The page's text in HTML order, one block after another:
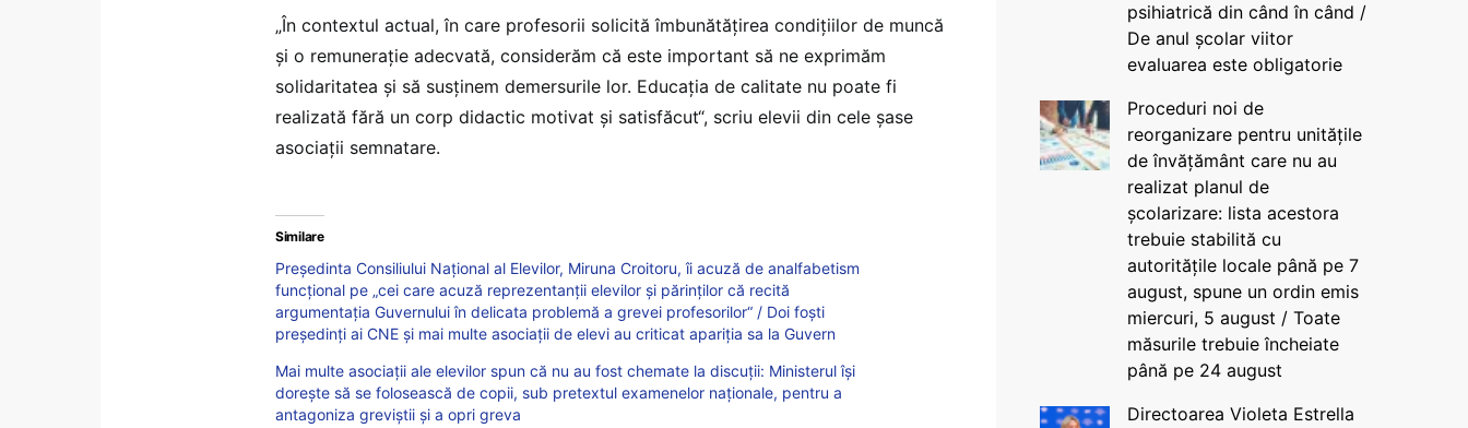
„În contextul actual, în care profesorii solicită îmbunătățirea condițiilor de muncă
și o remunerație adecvată, considerăm că este important să ne exprimăm
solidaritatea și să susținem demersurile lor. Educația de calitate nu poate fi
realizată fără un corp didactic motivat și satisfăcut“, scriu elevii din cele șase
asociații semnatare.
Similare
Președinta Consiliului Național al Elevilor, Miruna Croitoru, îi acuză de analfabetism
funcțional pe „cei care acuză reprezentanții elevilor și părinților că recită
argumentația Guvernului în delicata problemă a grevei profesorilor“ / Doi foști
președinți ai CNE și mai multe asociații de elevi au criticat apariția sa la Guvern
Mai multe asociaţii ale elevilor spun că nu au fost chemate la discuţii: Ministerul îşi
dorește să se folosească de copii, sub pretextul examenelor naţionale, pentru a
antagoniza greviştii şi a opri greva
psihiatrică din când în când /
De anul școlar viitor
evaluarea este obligatorie
Proceduri noi de
reorganizare pentru unitățile
de învățământ care nu au
realizat planul de
școlarizare: lista acestora
trebuie stabilită cu
autoritățile locale până pe 7
august, spune un ordin emis
miercuri, 5 august / Toate
măsurile trebuie încheiate
până pe 24 august
Directoarea Violeta Estrella